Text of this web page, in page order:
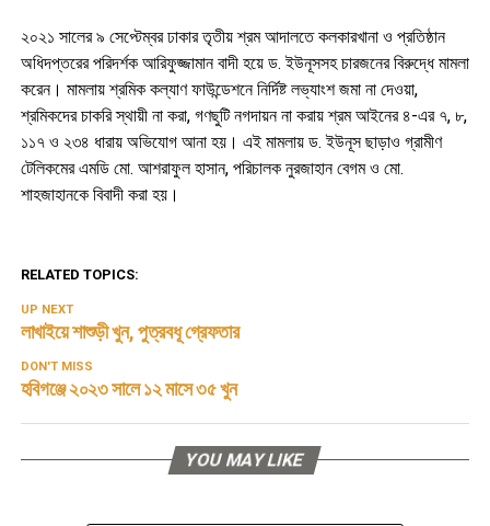
২০২১ সালের ৯ সেপ্টেম্বর ঢাকার তৃতীয় শ্রম আদালতে কলকারখানা ও প্রতিষ্ঠান
অধিদপ্তরের পরিদর্শক আরিফুজ্জামান বাদী হয়ে ড. ইউনূসসহ চারজনের বিরুদ্ধে মামলা
করেন। মামলায় শ্রমিক কল্যাণ ফাউন্ডেশনে নির্দিষ্ট লভ্যাংশ জমা না দেওয়া,
শ্রমিকদের চাকরি স্থায়ী না করা, গণছুটি নগদায়ন না করায় শ্রম আইনের ৪-এর ৭, ৮,
১১৭ ও ২৩৪ ধারায় অভিযোগ আনা হয়। এই মামলায় ড. ইউনূস ছাড়াও গ্রামীণ
টেলিকমের এমডি মো. আশরাফুল হাসান, পরিচালক নুরজাহান বেগম ও মো.
শাহজাহানকে বিবাদী করা হয়।
RELATED TOPICS:
UP NEXT
লাখাইয়ে শাশুড়ী খুন, পুত্রবধূ গ্রেফতার
DON'T MISS
হবিগঞ্জে ২০২৩ সালে ১২ মাসে ৩৫ খুন
YOU MAY LIKE